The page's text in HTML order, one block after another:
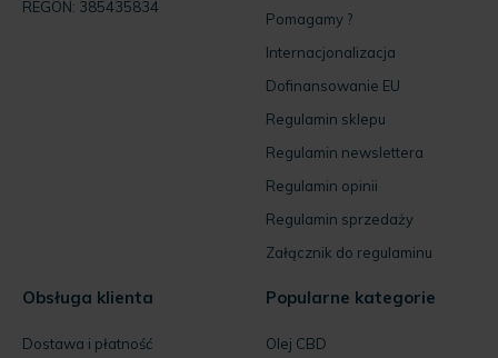
REGON: 385435834
Pomagamy ?
Internacjonalizacja
Dofinansowanie EU
Regulamin sklepu
Regulamin newslettera
Regulamin opinii
Regulamin sprzedaży
Załącznik do regulaminu
Obsługa klienta
Dostawa i płatność
Popularne kategorie
Olej CBD